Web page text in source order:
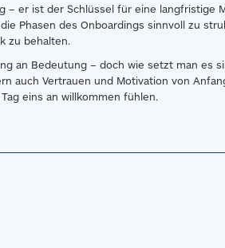
er ist der Schlüssel für eine langfristige
Phasen des Onboardings sinnvoll zu
zu behalten.
an Bedeutung – doch wie setzt man es
Vertrauen und Motivation von
eins an willkommen fühlen.